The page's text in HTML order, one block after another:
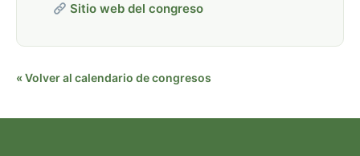
Sitio web del congreso
« Volver al calendario de congresos